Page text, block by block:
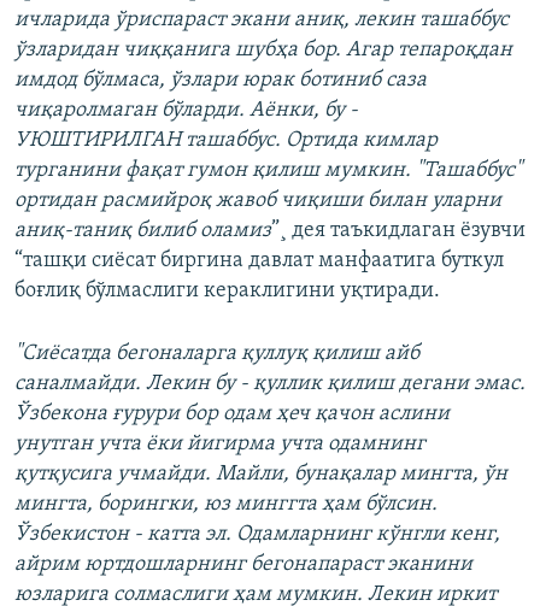
ичларида ўриспараст экани аниқ, лекин ташаббус
ўзларидан чиққанига шубҳа бор. Агар тепароқдан
имдод бўлмаса, ўзлари юрак ботиниб саза
чиқаролмаган бўларди. Аёнки, бу -
УЮШТИРИЛГАН ташаббус. Ортида кимлар
турганини фақат гумон қилиш мумкин. "Ташаббус"
ортидан расмийроқ жавоб чиқиши билан уларни
аниқ-таниқ билиб оламиз”¸ дея таъкидлаган ëзувчи
“ташқи сиëсат биргина давлат манфаатига буткул
боғлиқ бўлмаслиги кераклигини уқтиради.
"Сиёсатда бегоналарга қуллуқ қилиш айб
саналмайди. Лекин бу - қуллик қилиш дегани эмас.
Ўзбекона ғурури бор одам ҳеч қачон аслини
унутган учта ёки йигирма учта одамнинг
қутқусига учмайди. Майли, бунақалар мингта, ўн
мингта, борингки, юз минггта ҳам бўлсин.
Ўзбекистон - катта эл. Одамларнинг кўнгли кенг,
айрим юртдошларнинг бегонапараст эканини
юзларига солмаслиги ҳам мумкин. Лекин иркит